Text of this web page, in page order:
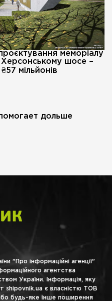
меморіалу
шосе –
мільйонів
дольше
"Про інформаційні агенції"
агентства
України. Інформація, яку
shipovnik.ua є власністю ТОВ
будь-яке інше поширення